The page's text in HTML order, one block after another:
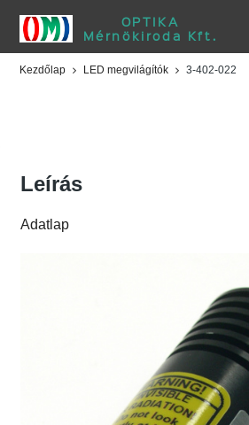
OPTIKA
Mérnökiroda Kft.
Kezdőlap LED megvilágítók 3-402-022
Leírás
Adatlap